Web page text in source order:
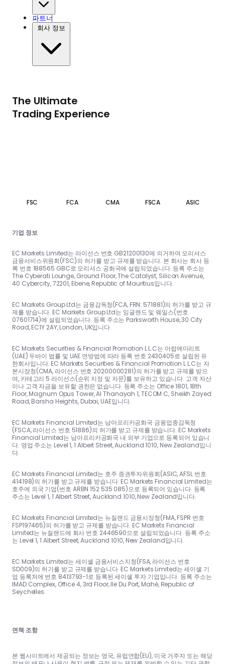
파트너
회사 정보
The Ultimate
Trading Experience
FSC FCA CMA FSCA ASIC
기업 정보
EC Markets Limited는 라이선스 번호 GB21200130에 의거하여 모리셔스
금융서비스위원회(FSC)의 허가를 받고 규제를 받습니다. 본 회사는 회사 등
록 번호 188565 GBC로 모리셔스 공화국에 설립되었습니다. 등록 주소는
The Cyberati Lounge, Ground Floor, The Catalyst, Silicon Avenue,
40 Cybercity, 72201, Ebene, Republic of Mauritius입니다.
EC Markets Group Ltd는 금융감독청(FCA, FRN: 571881)의 허가를 받고 규
제를 받습니다. EC Markets Group Ltd는 잉글랜드 및 웨일스(번호
07601714)에 설립되었습니다. 등록 주소는 Parksworth House, 30 City
Road, EC1Y 2AY, London, UK입니다.
EC Markets Securities & Financial Promotion L.L.C는 아랍에미리트
(UAE) 두바이 법률 및 UAE 연방법에 따라 등록 번호 2430405로 설립된 유
한회사입니다. EC Markets Securities & Financial Promotion L.L.C는 자
본시장청(CMA, 라이선스 번호 20200000281)의 허가를 받고 규제를 받으
며, 카테고리 5 라이선스(순위 지정 및 자문)를 보유하고 있습니다. 고객 자산
이나 고객 자금을 보유할 권한은 없습니다. 등록 주소는 Office 1801, 18th
Floor, Magnum Opus Tower, Al Thanayah 1, TECOM C, Sheikh Zayed
Road, Barsha Heights, Dubai, UAE입니다.
EC Markets Financial Limited는 남아프리카공화국 금융업종감독청
(FSCA, 라이선스 번호 51886)의 허가를 받고 규제를 받습니다. EC Markets
Financial Limited는 남아프리카공화국 내 외부 기업으로 등록되어 있습니
다. 영업 주소는 Level 1, 1 Albert Street, Auckland 1010, New Zealand입니
다.
EC Markets Financial Limited는 호주 증권투자위원회(ASIC, AFSL 번호
414198)의 허가를 받고 규제를 받습니다. EC Markets Financial Limited는
호주에 외국 기업(번호 ARBN 152 535 085)으로 등록되어 있습니다. 등록
주소는 Level 1, 1 Albert Street, Auckland 1010, New Zealand입니다.
EC Markets Financial Limited는 뉴질랜드 금융시장청(FMA, FSPR 번호
FSP197465)의 허가를 받고 규제를 받습니다. EC Markets Financial
Limited는 뉴질랜드에 회사 번호 2446590으로 설립되었습니다. 등록 주소
는 Level 1, 1 Albert Street, Auckland 1010, New Zealand입니다.
EC Markets Limited는 세이셸 금융서비스지청(FSA, 라이선스 번호
SD009)의 허가를 받고 규제를 받습니다. EC Markets Limited는 세이셸 기
업 등록처에 번호 8413793-1로 등록된 세이셸 투자 기업입니다. 등록 주소는
IMAD Complex, Office 4, 3rd Floor, Ile Du Port, Mahé, Republic of
Seychelles.
면책 조항
본 웹사이트에서 제공되는 정보는 영국, 유럽연합(EU), 미국 거주자 또는 해당